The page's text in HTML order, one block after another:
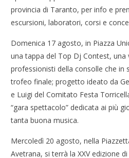
provincia di Taranto, per info e
escursioni, laboratori, corsi e
Domenica 17 agosto, in Piazza
una tappa del Top Dj Contest,
professionisti della consolle che in
trofeo finale; progetto ideato da
e Luigi del Comitato Festa
“gara spettacolo” dedicata ai più
tanta buona musica.
Mercoledì 20 agosto, nella
Avetrana, si terrà la XXV edizione